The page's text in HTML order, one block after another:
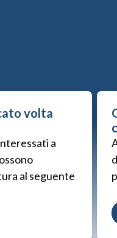
volta
a
al seguente